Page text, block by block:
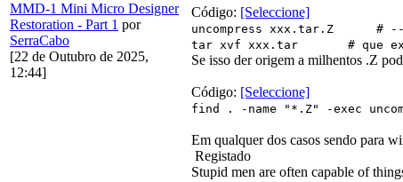
MMD-1 Mini Micro Designer
Restoration - Part 1 por
SerraCabo
[22 de Outubro de 2025,
12:44]
Código: [Seleccione]
uncompress xxx.tar.Z #
tar xvf xxx.tar # que
Se isso der origem a milhentos .Z
Código: [Seleccione]
find . -name "*.Z" -exec
Em qualquer dos casos sendo para
Registado
Stupid men are often capable of